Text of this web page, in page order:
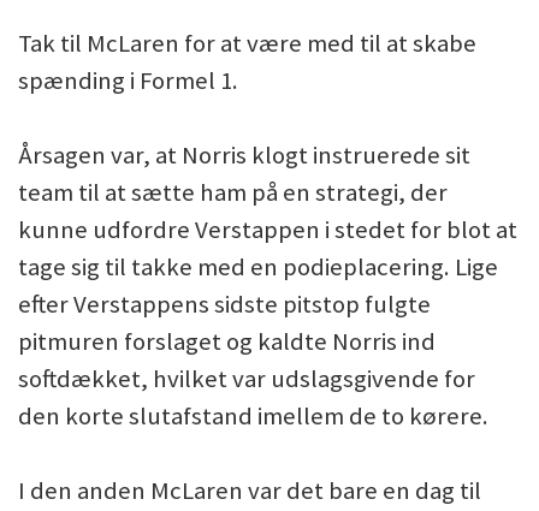
Tak til McLaren for at være med til at skabe
spænding i Formel 1.
Årsagen var, at Norris klogt instruerede sit
team til at sætte ham på en strategi, der
kunne udfordre Verstappen i stedet for blot at
tage sig til takke med en podieplacering. Lige
efter Verstappens sidste pitstop fulgte
pitmuren forslaget og kaldte Norris ind
softdækket, hvilket var udslagsgivende for
den korte slutafstand imellem de to kørere.
I den anden McLaren var det bare en dag til